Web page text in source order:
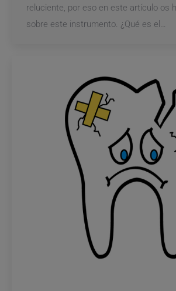
reluciente, por eso en este artículo os
sobre este instrumento. ¿Qué es el…